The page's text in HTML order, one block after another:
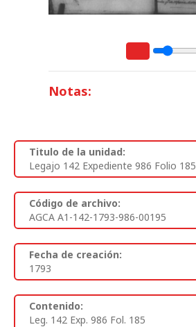
Notas:
Titulo de la unidad:
Legajo 142 Expediente 986 Folio 185
Código de archivo:
AGCA A1-142-1793-986-00195
Fecha de creación:
1793
Contenido:
Leg. 142 Exp. 986 Fol. 185